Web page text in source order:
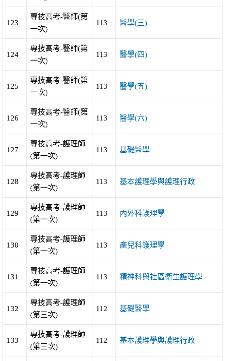
123
專技高考-醫師(第
一次)
113 醫學(三)
124
專技高考-醫師(第
一次)
113 醫學(四)
125
專技高考-醫師(第
一次)
113 醫學(五)
126
專技高考-醫師(第
一次)
113 醫學(六)
127
專技高考-護理師
(第一次)
113 基礎醫學
128
專技高考-護理師
(第一次)
113 基本護理學與護理行政
129
專技高考-護理師
(第一次)
113 內外科護理學
130
專技高考-護理師
(第一次)
113 產兒科護理學
131
專技高考-護理師
(第一次)
113 精神科與社區衛生護理學
132
專技高考-護理師
(第三次)
112 基礎醫學
133
專技高考-護理師
(第三次)
112 基本護理學與護理行政